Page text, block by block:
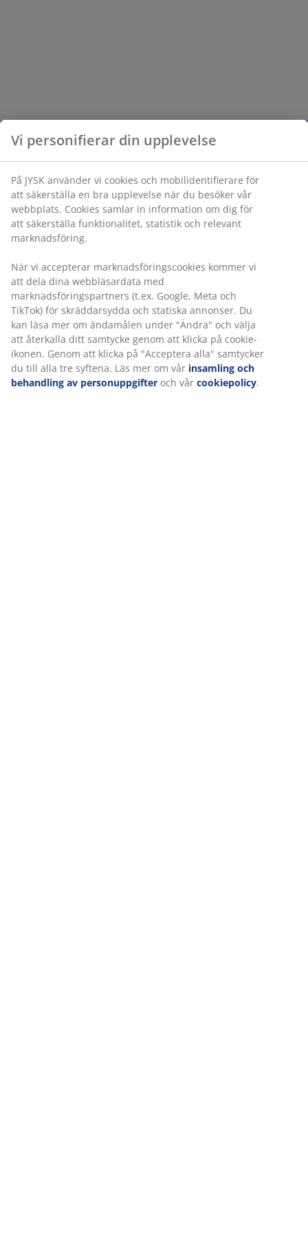
Vi personifierar din upplevelse
På JYSK använder vi cookies och mobilidentifierare för
att säkerställa en bra upplevelse när du besöker vår
webbplats. Cookies samlar in information om dig för
att säkerställa funktionalitet, statistik och relevant
marknadsföring.
När vi accepterar marknadsföringscookies kommer vi
att dela dina webbläsardata med
marknadsföringspartners (t.ex. Google, Meta och
TikTok) för skräddarsydda och statiska annonser. Du
kan läsa mer om ändamålen under "Ändra" och välja
att återkalla ditt samtycke genom att klicka på cookie-
ikonen. Genom att klicka på "Acceptera alla" samtycker
du till alla tre syftena. Läs mer om vår insamling och
behandling av personuppgifter och vår cookiepolicy.